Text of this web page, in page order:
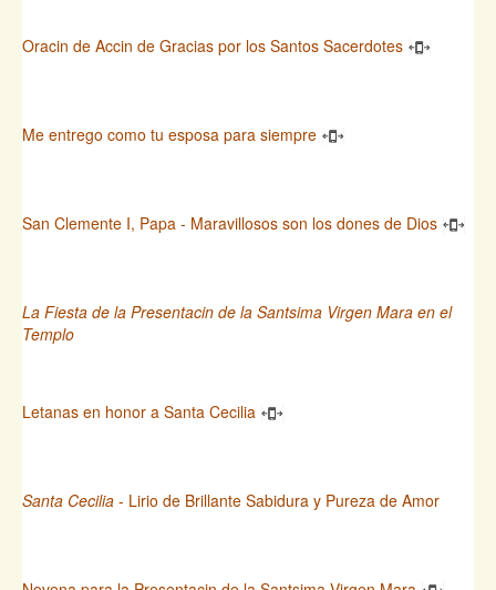
Oracin de Accin de Gracias por los Santos Sacerdotes
Me entrego como tu esposa para siempre
San Clemente I, Papa - Maravillosos son los dones de Dios
La Fiesta de la Presentacin de la Santsima Virgen Mara en el
Templo
Letanas en honor a Santa Cecilia
Santa Cecilia - Lirio de Brillante Sabidura y Pureza de Amor